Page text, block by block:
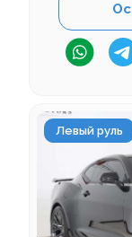
Левый руль